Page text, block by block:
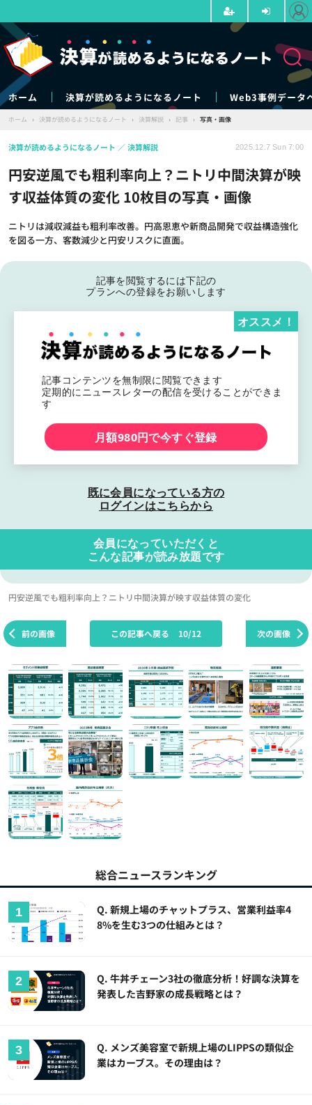
ホーム 決算が読めるようになるノート Web3事例データ
ホーム › 決算が読めるようになるノート › 決算解説 › 記事 › 写真・画像
円安逆風でも粗利率向上？ニトリ中間決算が映
す収益体質の変化 10枚目の写真・画像
ニトリは減収減益も粗利率改善。円高恩恵や新商品開発で収益構造強化
を図る一方、客数減少と円安リスクに直面。
決算が読めるようになるノート 決算解説 2025.12.7 Sun 7:00
記事を閲覧するには下記の
プランへの登録をお願いします
記事コンテンツを無制限に閲覧できます
定期的にニュースレターの配信を受けることができま
す
オススメ！
月額980円で今すぐ登録
既に会員になっている方の
ログインはこちらから
会員になっていただくと
こんな記事が読み放題です
円安逆風でも粗利率向上？ニトリ中間決算が映す収益体質の変化
前の画像 次の画像
この記事へ戻る 10/12
総合ニュースランキング
Q. 新規上場のチャットプラス、営業利益率4
8%を生む3つの仕組みとは？
Q. 牛丼チェーン3社の徹底分析！好調な決算を
発表した吉野家の成長戦略とは？
Q. メンズ美容室で新規上場のLIPPSの類似企
業はカーブス。その理由は？